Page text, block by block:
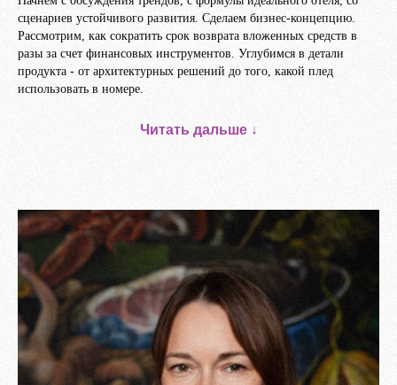
сценариев устойчивого развития. Сделаем бизнес-концепцию.
Рассмотрим, как сократить срок возврата вложенных средств в
разы за счет финансовых инструментов. Углубимся в детали
продукта - от архитектурных решений до того, какой плед
использовать в номере.
Читать дальше ↓